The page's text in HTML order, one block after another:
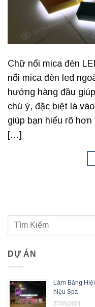
Chữ nổi mica đèn
nổi mica đèn led
hướng hàng đầu
chú ý, đặc biệt là
giúp bạn hiểu rõ
[…]
DỰ ÁN
Làm Bảng
hiệu Spa
27/05/2021